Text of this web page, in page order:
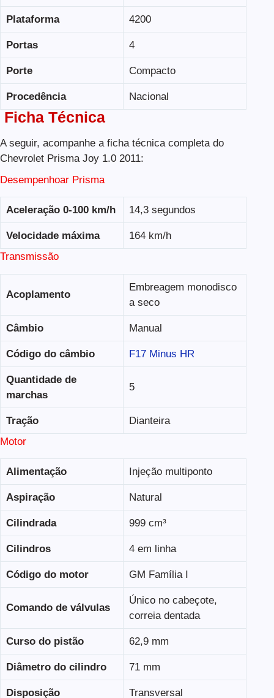
Plataforma 4200
Portas 4
Porte Compacto
Procedência Nacional
Ficha Técnica
A seguir, acompanhe a ficha técnica completa do
Chevrolet Prisma Joy 1.0 2011:
Desempenhoar Prisma
Aceleração 0-100 km/h 14,3 segundos
Velocidade máxima
164 km/h
Transmissão
Acoplamento
Embreagem monodisco
a seco
Câmbio Manual
Código do câmbio F17 Minus HR
Quantidade de
marchas
5
Tração
Dianteira
Motor
Alimentação Injeção multiponto
Aspiração Natural
Cilindrada 999 cm³
Cilindros 4 em linha
Código do motor GM Família I
Comando de válvulas
Único no cabeçote,
correia dentada
Curso do pistão 62,9 mm
Diâmetro do cilindro 71 mm
Disposição Transversal